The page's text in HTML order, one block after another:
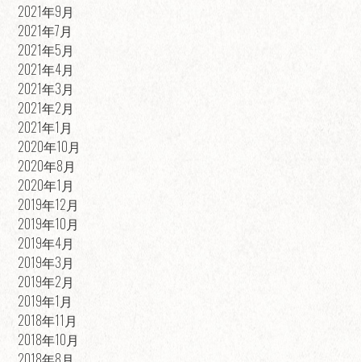
2021年9月
2021年7月
2021年5月
2021年4月
2021年3月
2021年2月
2021年1月
2020年10月
2020年8月
2020年1月
2019年12月
2019年10月
2019年4月
2019年3月
2019年2月
2019年1月
2018年11月
2018年10月